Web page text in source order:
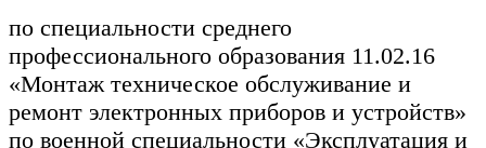
по специальности среднего
профессионального образования 11.02.16
«Монтаж техническое обслуживание и
ремонт электронных приборов и устройств»
по военной специальности «Эксплуатация и